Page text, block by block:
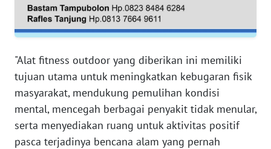
"Alat fitness outdoor yang diberikan ini memiliki
tujuan utama untuk meningkatkan kebugaran fisik
masyarakat, mendukung pemulihan kondisi
mental, mencegah berbagai penyakit tidak menular,
serta menyediakan ruang untuk aktivitas positif
pasca terjadinya bencana alam yang pernah
WN
WN
SULTENG
WN